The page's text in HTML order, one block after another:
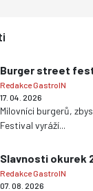
Burger street
Redakce GastroIN
17. 04. 2026
Milovníci burgerů,
Festival vyráží...
Slavnosti okurek
Redakce GastroIN
07. 08. 2026